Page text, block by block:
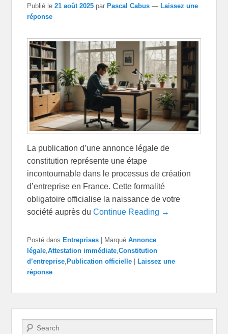
Publié le21 août 2025 par Pascal Cabus — Laissez une
réponse
La publication d’une annonce légale de
constitution représente une étape
incontournable dans le processus de création
d’entreprise en France. Cette formalité
obligatoire officialise la naissance de votre
société auprès duContinue Reading →
Posté dans Entreprises Marqué Annonce
légale,Attestation immédiate,Constitution
d’entreprise, Publication officielle
Laissez une
réponse
Recherche